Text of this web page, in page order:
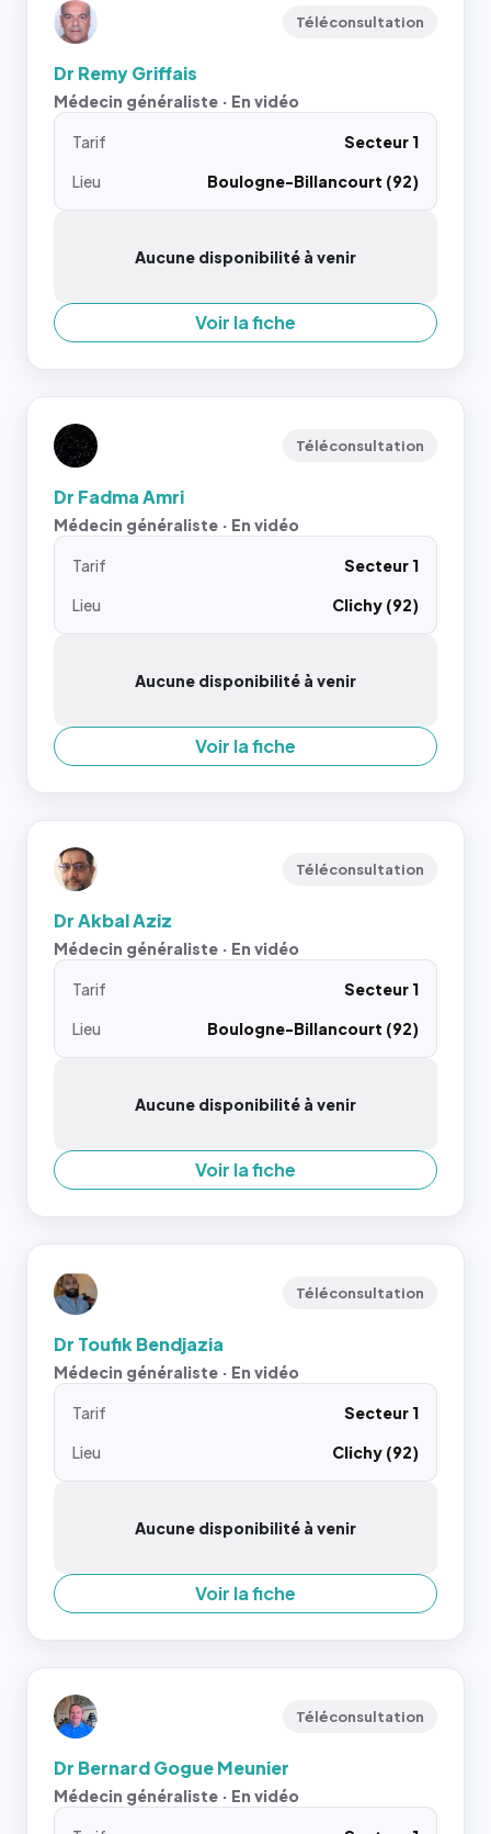
Téléconsultation
Dr Remy Griffais
Médecin généraliste · En vidéo
Tarif
Secteur 1
Lieu
Boulogne-Billancourt (92)
Aucune disponibilité à venir
Voir la fiche
Téléconsultation
Dr Fadma Amri
Médecin généraliste · En vidéo
Tarif
Secteur 1
Lieu
Clichy (92)
Aucune disponibilité à venir
Voir la fiche
Téléconsultation
Dr Akbal Aziz
Médecin généraliste · En vidéo
Tarif
Secteur 1
Lieu
Boulogne-Billancourt (92)
Aucune disponibilité à venir
Voir la fiche
Téléconsultation
Dr Toufik Bendjazia
Médecin généraliste · En vidéo
Tarif
Secteur 1
Lieu
Clichy (92)
Aucune disponibilité à venir
Voir la fiche
Téléconsultation
Dr Bernard Gogue Meunier
Médecin généraliste · En vidéo